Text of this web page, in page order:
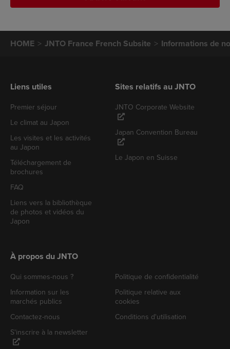
HOME JNTO France French Subsite Informations de
Liens utiles
Premier séjour
Le climat au Japon
Les visites et les activités
au Japon
Téléchargement de
brochures
FAQ
Liens vers la bibliothèque
de photos et vidéos du
Japon
Sites relatifs au JNTO
JNTO Corporate Website
Japan Convention Bureau
Le Japon en Suisse
À propos du JNTO
Qui sommes-nous ?
Information sur les
marchés publics
Contactez-nous
S'inscrire à la newsletter
Politique de confidentialité
Politique relative aux
cookies
Conditions d'utilisation